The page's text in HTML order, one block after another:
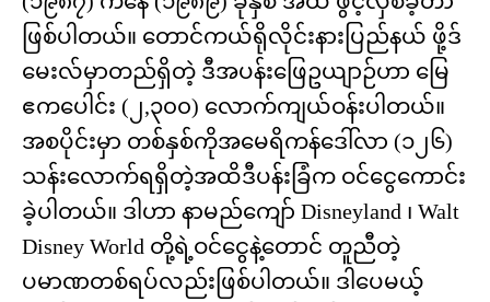
ဖြစ်ပါတယ်။ တောင်ကယ်ရိုလိုင်းနားပြည်နယ် ဖို့ဒ်
မေးလ်မှာတည်ရှိတဲ့ ဒီအပန်းဖြေဥယျာဉ်ဟာ မြေ
ဧကပေါင်း (၂,၃၀၀) လောက်ကျယ်ဝန်းပါတယ်။
အစပိုင်းမှာ တစ်နှစ်ကိုအမေရိကန်ဒေါ်လာ (၁၂၆)
သန်းလောက်ရရှိတဲ့အထိဒီပန်းခြံက ဝင်ငွေကောင်း
ခဲ့ပါတယ်။ ဒါဟာ နာမည်ကျော် Disneyland ၊ Walt
Disney World တို့ရဲ့ဝင်ငွေနဲ့တောင် တူညီတဲ့
ပမာဏတစ်ရပ်လည်းဖြစ်ပါတယ်။ ဒါပေမယ့်